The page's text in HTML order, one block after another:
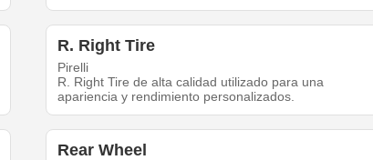
R. Right Tire
Pirelli
R. Right Tire de alta calidad utilizado para una
apariencia y rendimiento personalizados.
Rear Wheel